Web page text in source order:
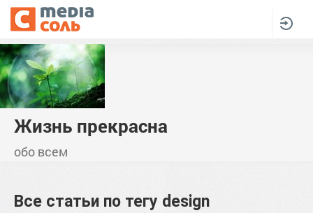
Жизнь прекрасна
обо всем
Все статьи по тегу design